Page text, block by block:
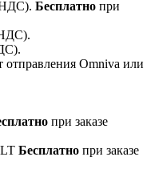
НДС). Бесплатно при
НДС).
отправления Omniva или
при заказе
Бесплатно при заказе